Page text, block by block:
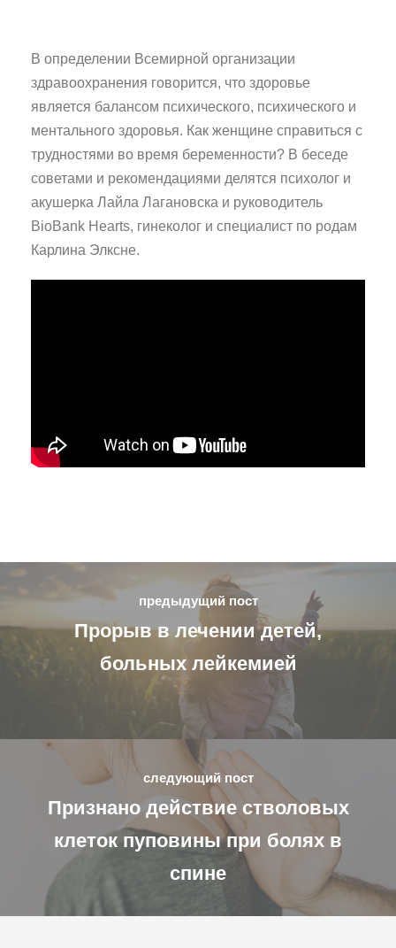
В определении Всемирной организации
здравоохранения говорится, что здоровье
является балансом психического, психического и
ментального здоровья. Как женщине справиться с
трудностями во время беременности? В беседе
советами и рекомендациями делятся психолог и
акушерка Лайла Лагановска и руководитель
BioBank Hearts, гинеколог и специалист по родам
Карлина Элксне.
предыдущий пост
Прорыв в лечении детей,
больных лейкемией
следующий пост
Признано действие стволовых
клеток пуповины при болях в
спине